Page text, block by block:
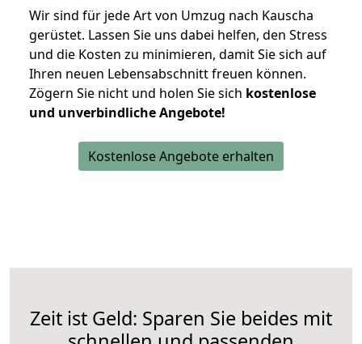
Wir sind für jede Art von Umzug nach Kauscha
gerüstet. Lassen Sie uns dabei helfen, den Stress
und die Kosten zu minimieren, damit Sie sich auf
Ihren neuen Lebensabschnitt freuen können.
Zögern Sie nicht und holen Sie sich kostenlose
und unverbindliche Angebote!
Kostenlose Angebote erhalten
Zeit ist Geld: Sparen Sie beides mit